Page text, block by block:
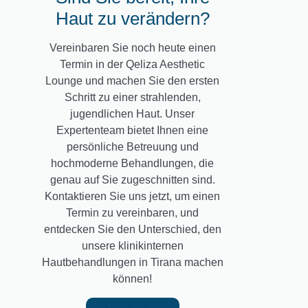
Haut zu verändern?
Vereinbaren Sie noch heute einen
Termin in der Qeliza Aesthetic
Lounge und machen Sie den ersten
Schritt zu einer strahlenden,
jugendlichen Haut. Unser
Expertenteam bietet Ihnen eine
persönliche Betreuung und
hochmoderne Behandlungen, die
genau auf Sie zugeschnitten sind.
Kontaktieren Sie uns jetzt, um einen
Termin zu vereinbaren, und
entdecken Sie den Unterschied, den
unsere klinikinternen
Hautbehandlungen in Tirana machen
können!